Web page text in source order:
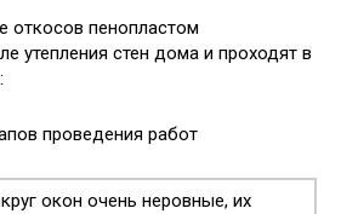
откосов пенопластом
утепления стен дома и проходят в
проведения работ
окон очень неровные, их